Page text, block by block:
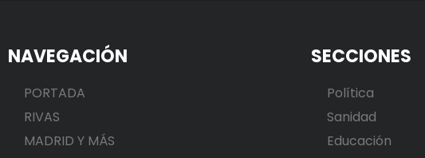
NAVEGACIÓN
PORTADA
RIVAS
MADRID Y MÁS
SECCIONES
Política
Sanidad
Educación